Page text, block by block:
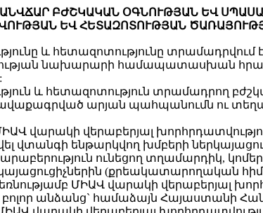
ԲԺՇԿԱԿԱՆ ՕԳՆՈՒԹՅԱՆ ԵՎ
ԵՎ ՀԵՏԱԶՈՏՈՒԹՅԱՆ
և հետազոտությունը տրամադրվում
նախարարի համապատասխան
և հետազոտություն տրամադրող
արյան պահպանումն ու
վարակի վերաբերյալ
վտանգի ենթարկվող խմբերի
ունեցող տղամարդիկ,
(քրեակատարողական
ՄԻԱՎ վարակի վերաբերյալ
անձանց` համաձայն Հայաստանի